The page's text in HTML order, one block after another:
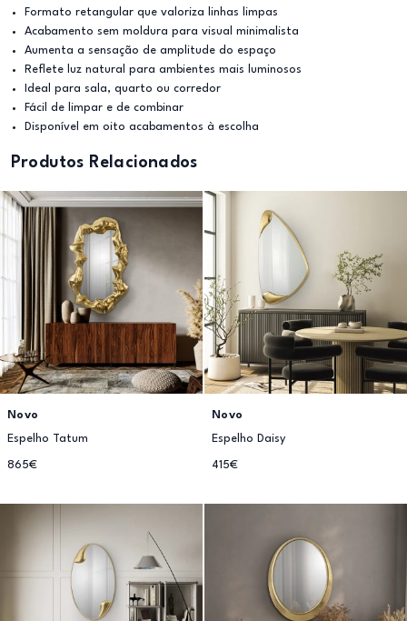
Formato retangular que valoriza linhas limpas
Acabamento sem moldura para visual minimalista
Aumenta a sensação de amplitude do espaço
Reflete luz natural para ambientes mais luminosos
Ideal para sala, quarto ou corredor
Fácil de limpar e de combinar
Disponível em oito acabamentos à escolha
Produtos Relacionados
Novo
Espelho Tatum
865€
Novo
Espelho Daisy
415€